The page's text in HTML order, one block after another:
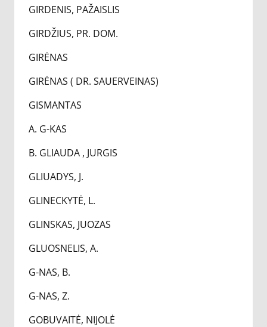
GIRDENIS, PAŽAISLIS
GIRDŽIUS, PR. DOM.
GIRĖNAS
GIRĖNAS ( DR. SAUERVEINAS)
GISMANTAS
A. G-KAS
B. GLIAUDA , JURGIS
GLIUADYS, J.
GLINECKYTĖ, L.
GLINSKAS, JUOZAS
GLUOSNELIS, A.
G-NAS, B.
G-NAS, Z.
GOBUVAITĖ, NIJOLĖ